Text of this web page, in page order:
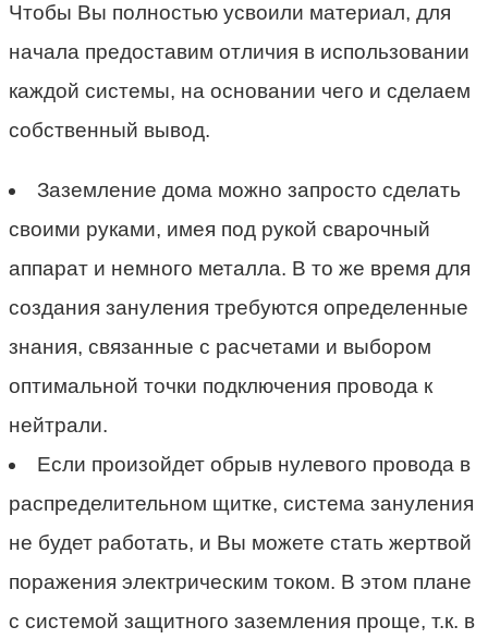
Чтобы Вы полностью усвоили материал, для
начала предоставим отличия в использовании
каждой системы, на основании чего и сделаем
собственный вывод.
Заземление дома можно запросто сделать
своими руками, имея под рукой сварочный
аппарат и немного металла. В то же время для
создания зануления требуются определенные
знания, связанные с расчетами и выбором
оптимальной точки подключения провода к
нейтрали.
Если произойдет обрыв нулевого провода в
распределительном щитке, система зануления
не будет работать, и Вы можете стать жертвой
поражения электрическим током. В этом плане
с системой защитного заземления проще, т.к. в